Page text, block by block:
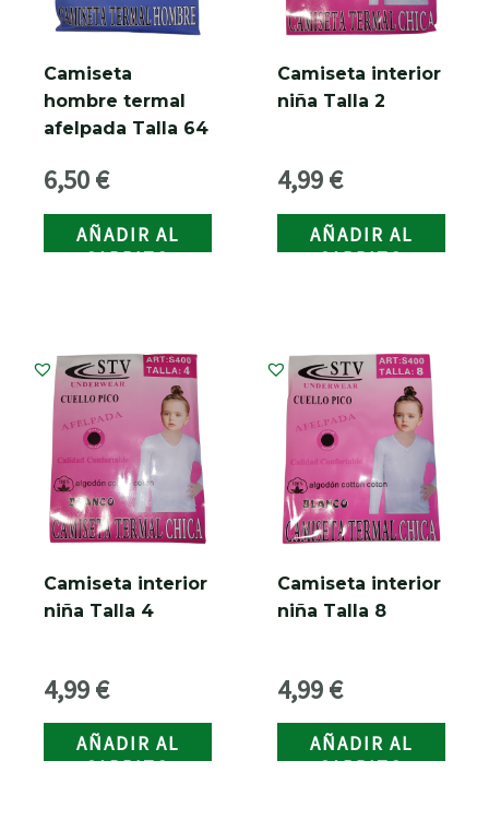
Camiseta
hombre termal
afelpada Talla 64
6,50€
AÑADIR AL
CARRITO
Camiseta interior
niña Talla 2
4,99€
AÑADIR AL
CARRITO
Camiseta interior
niña Talla 4
4,99€
AÑADIR AL
CARRITO
Camiseta interior
niña Talla 8
4,99€
AÑADIR AL
CARRITO